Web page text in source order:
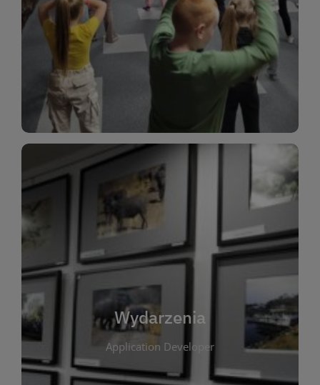
Dla Dzieci
To miejsce stworzone z myślą o najmłodszych
czytelnikach i ich rodzicach. Znajdziesz tu
Wydarzenia
Application Developer
Wydarzenia
W tej zakładce publikujemy informacje o
wszystkich wydarzeniach organizowanych przez
bibliotekę. Znajdziesz tu zapowiedzi spotkań
autorskich, warsztatów, prelekcji i zajęć
tematycznych dla różnych grup wiekowych. Każde
wydarzenie ma na celu promowanie kultury
czytelniczej oraz integrację społeczności lokalnej.
Dzięki kalendarzowi wydarzeń możesz łatwo